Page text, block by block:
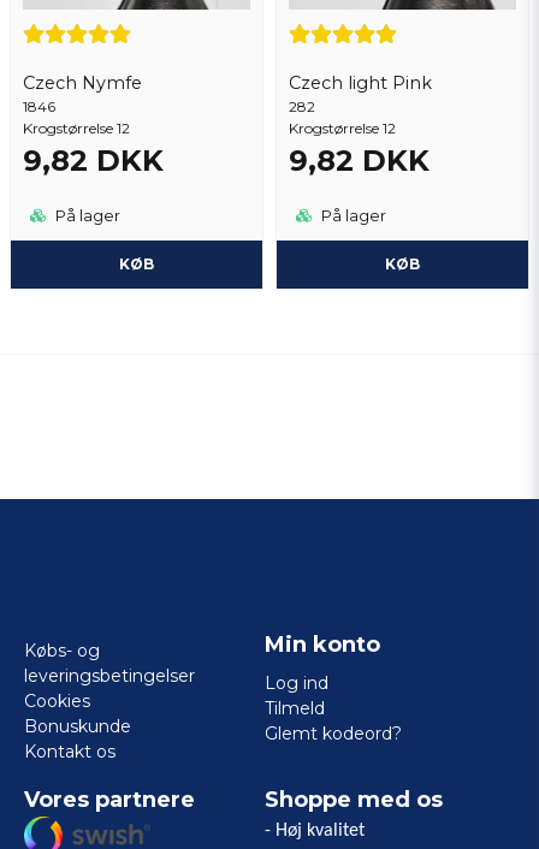
Czech Nymfe
1846
Krogstørrelse 12
9,82 DKK
På lager
KØB
Czech light Pink
282
Krogstørrelse 12
9,82 DKK
På lager
KØB
Købs- og
leveringsbetingelser
Cookies
Bonuskunde
Kontakt os
Min konto
Log ind
Tilmeld
Glemt kodeord?
Vores partnere Shoppe med os
- Høj kvalitet